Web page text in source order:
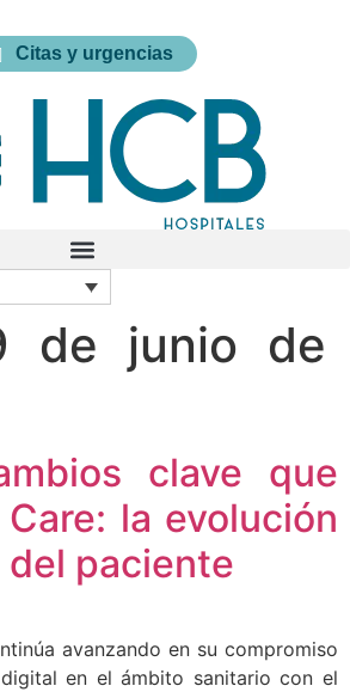
Citas y urgencias
de junio de
clave que
la evolución
paciente
avanzando en su compromiso
en el ámbito sanitario con el